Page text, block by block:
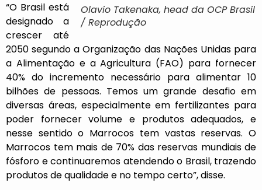
Olavio Takenaka, head da OCP Brasil
/ Reprodução
“O Brasil está
designado a
crescer até
2050 segundo a Organização das Nações Unidas para
a Alimentação e a Agricultura (FAO) para fornecer
40% do incremento necessário para alimentar 10
bilhões de pessoas. Temos um grande desafio em
diversas áreas, especialmente em fertilizantes para
poder fornecer volume e produtos adequados, e
nesse sentido o Marrocos tem vastas reservas. O
Marrocos tem mais de 70% das reservas mundiais de
fósforo e continuaremos atendendo o Brasil, trazendo
produtos de qualidade e no tempo certo”, disse.